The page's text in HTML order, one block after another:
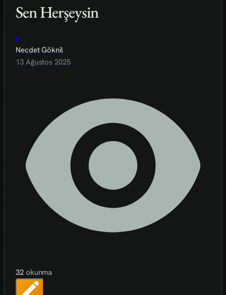
Sen Herşeysin
N
Necdet Göknil
13 Ağustos 2025
32 okunma